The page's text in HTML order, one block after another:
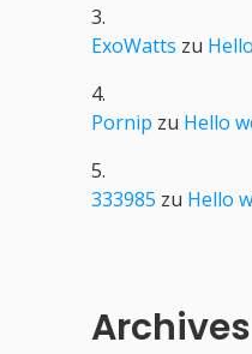
ExoWatts zu
Pornip zu Hello
333985 zu Hello
Archives